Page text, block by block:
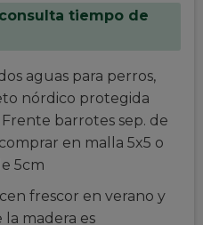
tiempo de
aguas para perros,
nórdico protegida
barrotes sep. de
en malla 5x5 o
5cm
frescor en verano y
madera es